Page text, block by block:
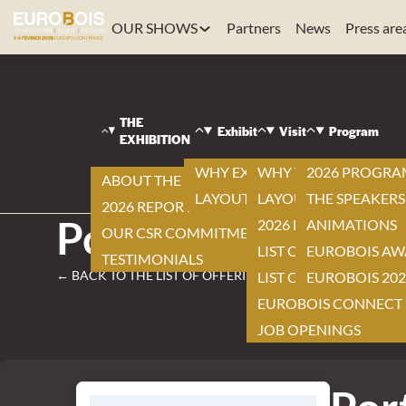
OUR SHOWS Partners News Press
Offerings list
Porte-outil
← BACK TO THE LIST OF OFFERINGS
THE
EXHIBITION
ABOUT THE EXHIBITION
2026 REPORT
OUR CSR COMMITMENTS
TESTIMONIALS
Exhibit
WHY EXHIBIT ?
LAYOUT
Visit
WHY VISIT ?
LAYOUT
2026 EXHIBITOR LIST
LIST OF NEW ITEMS
LIST OF PRODUCTS
EUROBOIS CONNECT
JOB OPENINGS
Program
2026
THE SPEAKERS
ANIMATIONS
EUROBOIS
EUROBOIS